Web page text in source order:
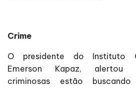
Crime
O presidente do Instituto
Emerson Kapaz, alertou
criminosas estão